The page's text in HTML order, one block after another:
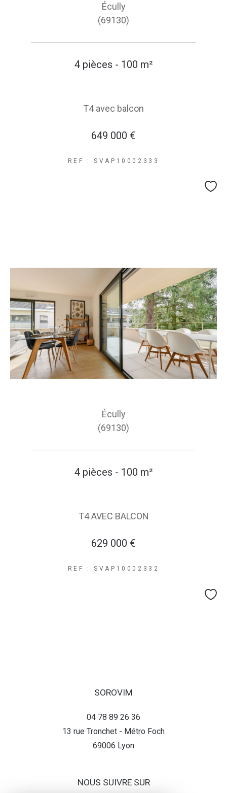
Écully
(69130)
4 pièces - 100 m²
T4 avec balcon
649 000 €
REF : SVAP10002333
Écully
(69130)
4 pièces - 100 m²
T4 AVEC BALCON
629 000 €
REF : SVAP10002332
SOROVIM
04 78 89 26 36
13 rue Tronchet - Métro Foch
69006
lyon
NOUS SUIVRE SUR